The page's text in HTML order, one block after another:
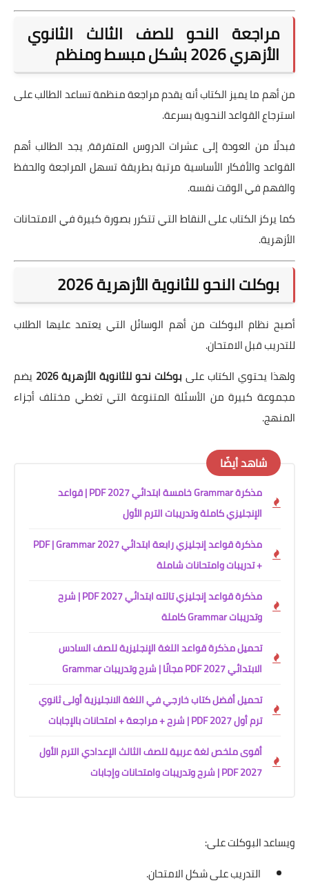
مراجعة النحو للصف الثالث الثانوي
الأزهري 2026 بشكل مبسط ومنظم
من أهم ما يميز الكتاب أنه يقدم مراجعة منظمة تساعد الطالب على
استرجاع القواعد النحوية بسرعة.
فبدلًا من العودة إلى عشرات الدروس المتفرقة، يجد الطالب أهم
القواعد والأفكار الأساسية مرتبة بطريقة تسهل المراجعة والحفظ
والفهم في الوقت نفسه.
كما يركز الكتاب على النقاط التي تتكرر بصورة كبيرة في الامتحانات
الأزهرية.
بوكلت النحو للثانوية الأزهرية 2026
أصبح نظام البوكلت من أهم الوسائل التي يعتمد عليها الطلاب
للتدريب قبل الامتحان.
ولهذا يحتوي الكتاب على بوكلت نحو للثانوية الأزهرية 2026
يضم
مجموعة كبيرة من الأسئلة المتنوعة التي تغطي مختلف أجزاء
المنهج.
شاهد أيضًا
مذكرة Grammar خامسة ابتدائي 2027 PDF | قواعد
الإنجليزي كاملة وتدريبات الترم الأول
مذكرة قواعد إنجليزي رابعة ابتدائي 2027 PDF | Grammar
+ تدريبات وامتحانات شاملة
مذكرة قواعد إنجليزي تالته ابتدائي 2027 PDF | شرح
وتدريبات Grammar كاملة
تحميل مذكرة قواعد اللغة الإنجليزية للصف السادس
الابتدائي 2027 PDF مجانًا | شرح وتدريبات Grammar
تحميل أفضل كتاب خارجي في اللغة الانجليزية أولى ثانوي
ترم أول 2027 PDF | شرح + مراجعة + امتحانات بالإجابات
أقوى ملخص لغة عربية للصف الثالث الإعدادي الترم الأول
2027 PDF | شرح وتدريبات وامتحانات وإجابات
ويساعد البوكلت على:
التدريب على شكل الامتحان.